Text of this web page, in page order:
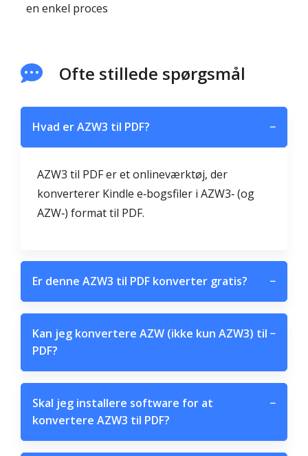
en enkel proces
Ofte stillede spørgsmål
Hvad er AZW3 til PDF? −
AZW3 til PDF er et onlineværktøj, der
konverterer Kindle e‑bogsfiler i AZW3‑ (og
AZW‑) format til PDF.
Er denne AZW3 til PDF konverter gratis? −
Kan jeg konvertere AZW (ikke kun AZW3) til
PDF?
−
Skal jeg installere software for at
konvertere AZW3 til PDF?
−